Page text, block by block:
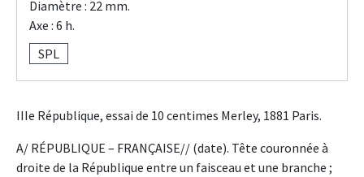
Diamètre : 22 mm.
Axe : 6 h.
SPL
IIIe République, essai de 10 centimes Merley, 1881 Paris.
A/ RÉPUBLIQUE – FRANÇAISE// (date). Tête couronnée à
droite de la République entre un faisceau et une branche ;